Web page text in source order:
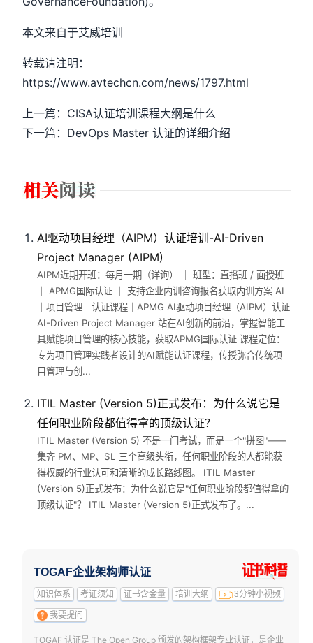
本文来自于艾威培训
转载请注明：
https://www.avtechcn.com/news/1797.html
上一篇：CISA认证培训课程大纲是什么
下一篇：DevOps Master 认证的详细介绍
AI驱动项目经理（AIPM）认证培训-AI-Driven
Project Manager (AIPM)
AIPM近期开班：每月一期（详询） ｜ 班型：直播班 / 面授班
｜ APMG国际认证 ｜ 支持企业内训咨询报名获取内训方案 AI
｜项目管理｜认证课程｜APMG AI驱动项目经理（AIPM）认证
AI-Driven Project Manager 站在AI创新的前沿，掌握智能工
具赋能项目管理的核心技能，获取APMG国际认证 课程定位：
专为项目管理实践者设计的AI赋能认证课程，传授弥合传统项
目管理与创...
ITIL Master (Version 5)正式发布：为什么说它是
任何职业阶段都值得拿的顶级认证？
ITIL Master (Version 5) 不是一门考试，而是一个"拼图"——
集齐 PM、MP、SL 三个高级头衔，任何职业阶段的人都能获
得权威的行业认可和清晰的成长路线图。 ITIL Master
(Version 5)正式发布：为什么说它是"任何职业阶段都值得拿的
顶级认证"？ ITIL Master (Version 5)正式发布了。...
TOGAF企业架构师认证
知识体系 考证须知 证书含金量 培训大纲 3分钟小视频
我要提问
TOGAF 认证是 The Open Group 颁发的架构框架专业认证，是企业